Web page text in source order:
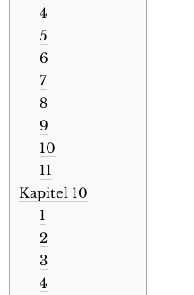
4
5
6
7
8
9
10
11
Kapitel 10
1
2
3
4